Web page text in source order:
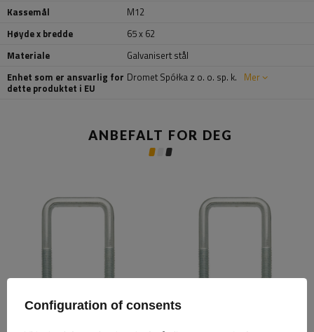
Kassemål
M12
Høyde x bredde
65 x 62
Materiale
Galvanisert stål
Enhet som er ansvarlig for
dette produktet i EU
Dromet Spółka z o. o. sp. k. Mer
ANBEFALT FOR DEG
DROMET firkantklemme type DROMET firkantklemme type
Configuration of consents